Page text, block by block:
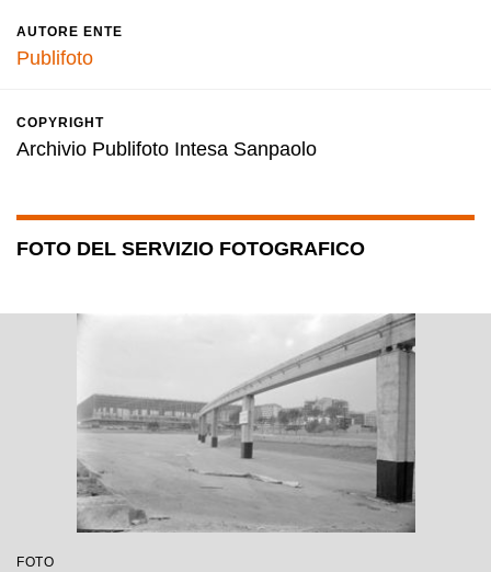
AUTORE ENTE
Publifoto
COPYRIGHT
Archivio Publifoto Intesa Sanpaolo
FOTO DEL SERVIZIO FOTOGRAFICO
FOTO